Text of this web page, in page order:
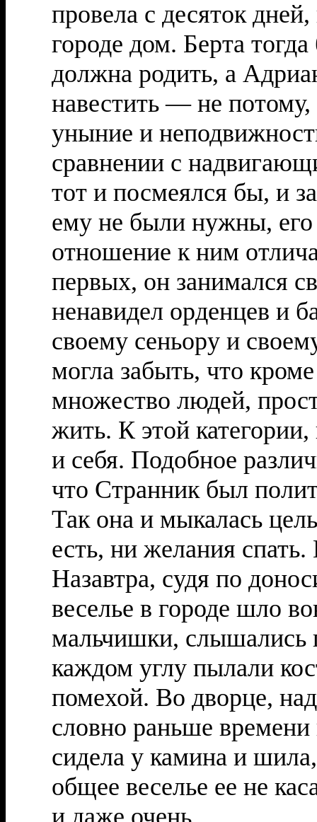
провела с десяток
городе дом. Берта
должна родить, а
навестить — не
уныние и
сравнении с
тот и посмеялся бы, и
ему не были нужны, его
отношение к ним
первых, он занимался
ненавидел орденцев и
своему сеньору и
могла забыть, что
множество людей,
жить. К этой категории,
и себя. Подобное
что Странник был
Так она и мыкалась
есть, ни желания
Назавтра, судя по
веселье в городе шло
мальчишки, слышались
каждом углу пылали
помехой. Во дворце,
словно раньше
сидела у камина и
общее веселье ее не